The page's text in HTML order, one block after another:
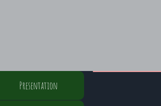
Presentation